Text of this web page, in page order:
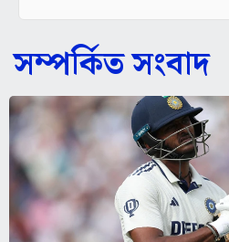
সম্পর্কিত সংবাদ